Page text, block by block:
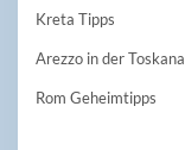
Kreta Tipps
Arezzo in der Toskana
Rom Geheimtipps